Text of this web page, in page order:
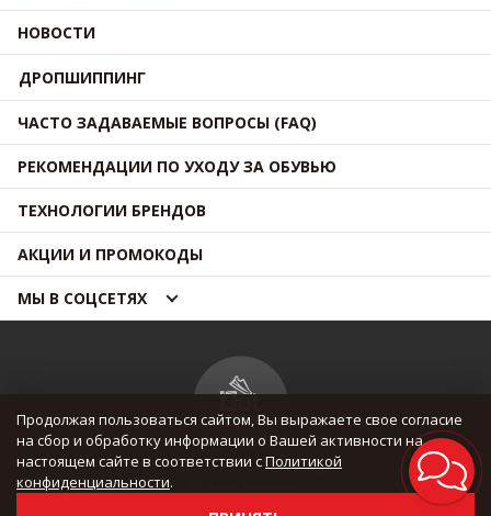
НОВОСТИ
ДРОПШИППИНГ
ЧАСТО ЗАДАВАЕМЫЕ ВОПРОСЫ (FAQ)
РЕКОМЕНДАЦИИ ПО УХОДУ ЗА ОБУВЬЮ
ТЕХНОЛОГИИ БРЕНДОВ
АКЦИИ И ПРОМОКОДЫ
МЫ В СОЦСЕТЯХ
© OUTMAXSHOP 2012 — 2026
Продолжая пользоваться сайтом, Вы выражаете свое согласие
на сбор и обработку информации о Вашей активности на
настоящем сайте в соответствии сПолитикой
конфиденциальности.